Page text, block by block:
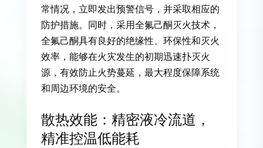
常情况，立即发出预警信号，并采取相应的
防护措施。同时，采用全氟己酮灭火技术，
全氟己酮具有良好的绝缘性、环保性和灭火
效率，能够在火灾发生的初期迅速扑灭火
源，有效防止火势蔓延，最大程度保障系统
和周边环境的安全。
散热效能：精密液冷流道，
精准控温低能耗